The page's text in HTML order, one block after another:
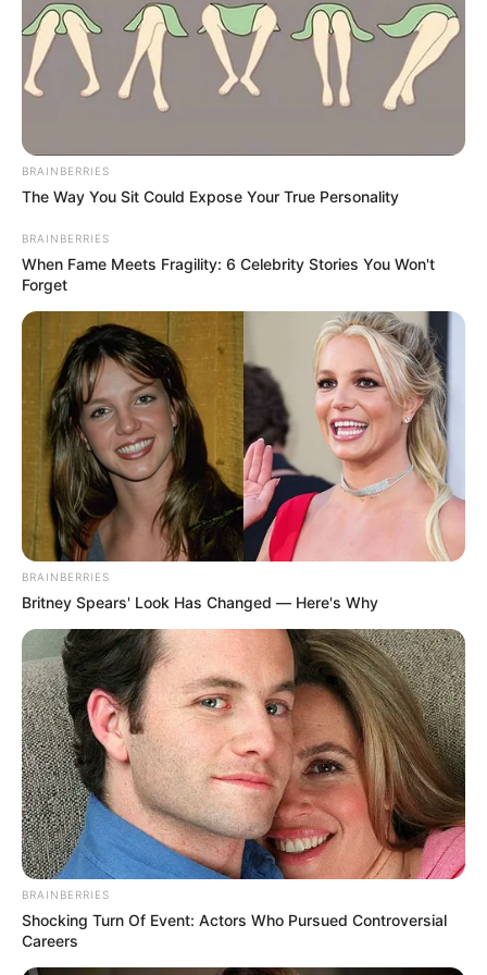
desplazamiento se le aumentaron entre $200.00 y
$300.000.
El resto de material que está entre los túneles Tigrillo
Lanudo y Tucanes, será retirado
durante cierres
COMPARTIR
ALERTA BOGOTÁ EN GOOGLE NEWS
TEMAS RELACIONADOS
VÍA LA LÍNEA CAJAMARCA CARRETERAS
MANTÉNGASE EN ALERTA
Tenemos todas las noticias que le
interesan. Para estar bien informado, por
ACTIVAR AHORA
TEMAS DESTACADOS
EMERGENCIAS POR LLUVIAS
FUERTES LLUVIAS
VIA AL LLANO
LIGA BETPLAY
METRO DE MEDELLÍN
CORTES DE LUZ
CORTES DE AGUA
FENÓMENO DEL NIÑO
BRAINBERRIES
The Way You Sit Could Expose Your True Personality
BRAINBERRIES
When Fame Meets Fragility: 6 Celebrity Stories You Won't
Forget
BRAINBERRIES
Britney Spears' Look Has Changed — Here's Why
BRAINBERRIES
Shocking Turn Of Event: Actors Who Pursued Controversial
Careers